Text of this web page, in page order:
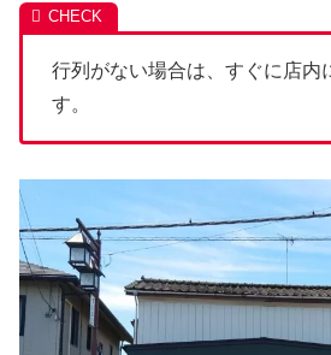
行列がない場合は、すぐに店内
す。